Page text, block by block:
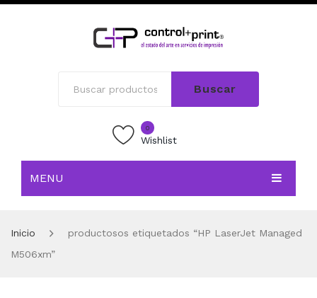
Buscar
0
Wishlist
MENU
TIENDA
Inicio
productosos etiquetados “HP LaserJet Managed
M506xm”